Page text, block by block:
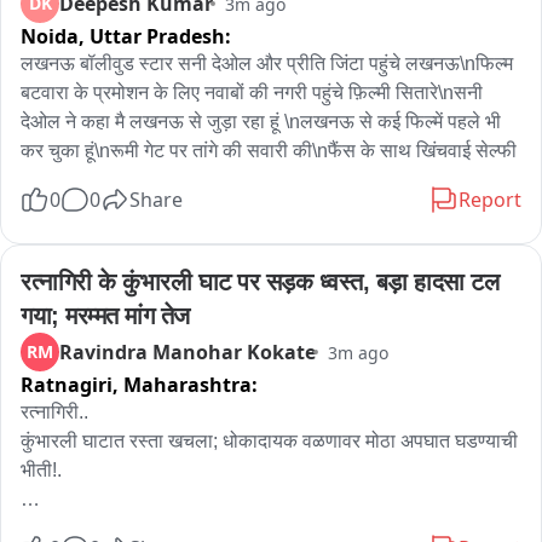
बाइट---- भाई वीरेंद्र RJD विधायक
भाई वीरेंद्र कुछ बने या न बने, पार्टी के लिए हम काम करते रहेंगे और हमें जो
सब किया है, मैं खरा उतरा हूँ, कहीं बेदाग हूँ मैं。
बाइट---- भाई वीरेंद्र RJD विधायक
अब आगे क्या होगा नहीं होगा, मैं नहीं जानता। लेकिन संगठन नया बनेगा तो
अच्छे लोग को निश्चित रूप से राय-विचार करके हमारे नेता बनाने का काम
करेंगे。
Noida, Uttar Pradesh:
लखनऊ बॉलीवुड स्टार सनी देओल और प्रीति जिंटा पहुंचे लखनऊ\nफिल्म
बटवारा के प्रमोशन के लिए नवाबों की नगरी पहुंचे फ़िल्मी सितारे\nसनी
देओल ने कहा मै लखनऊ से जुड़ा रहा हूं \nलखनऊ से कई फिल्में पहले भी
कर चुका हूं\nरूमी गेट पर तांगे की सवारी की\nफैंस के साथ खिंचवाई सेल्फी
0 0 Share Report
रत्नागिरी के कुंभारली घाट पर सड़क ध्वस्त, बड़ा हादसा टल
गया; मरम्मत मांग तेज
RM Ravindra Manohar Kokate 3m ago
Ratnagiri, Maharashtra:
रत्नागिरी..
कुंभारली घाटात रस्ता खचला; धोकादायक वळणावर मोठा अपघात घडण्याची
भीती!.